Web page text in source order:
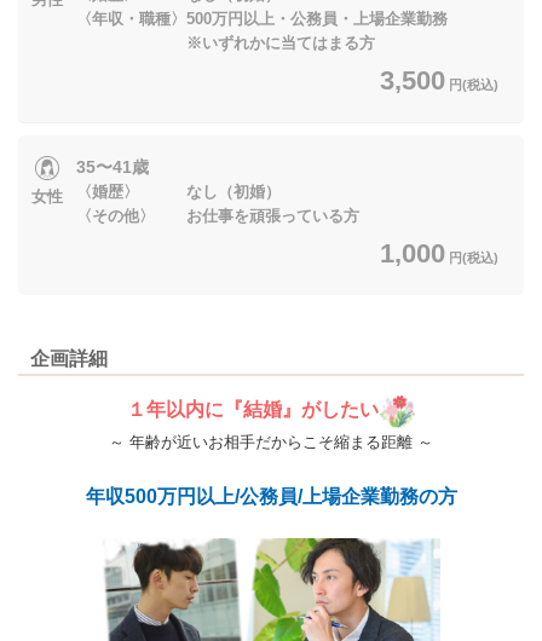
〈年収・職種〉500万円以上・公務員・上場企業勤務
※いずれかに当てはまる方
3,500 円(税込)
女性
35〜41歳
〈婚歴〉 なし（初婚）
〈その他〉 お仕事を頑張っている方
1,000 円(税込)
企画詳細
１年以内に『結婚』がしたい
～ 年齢が近いお相手だからこそ縮まる距離 ～
年収500万円以上/公務員/上場企業勤務の方